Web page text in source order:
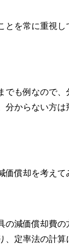
とを常に重視し
でも例なので
分からない方
償却を考えて
の減価償却費
、定率法の計